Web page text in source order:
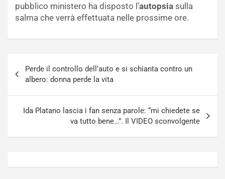
pubblico ministero ha disposto l’autopsia sulla
salma che verrà effettuata nelle prossime ore.
articoli
Perde il controllo dell’auto e si schianta contro un
albero: donna perde la vita
Ida Platano lascia i fan senza parole: “mi chiedete se
va tutto bene…”. Il VIDEO sconvolgente